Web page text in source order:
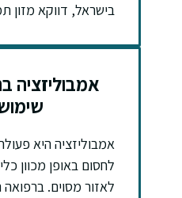
בישראל, דווקא מזון
אמבוליזציה
אמבוליזציה היא
לחסום באופן מכוון
לאזור מסוים.